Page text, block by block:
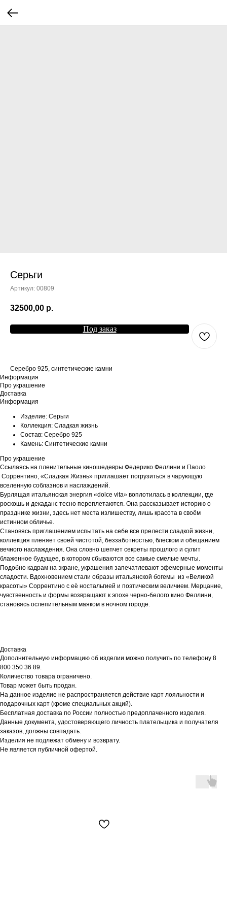
Серьги
Артикул: 00809
32500,00 р.
Под заказ
Серебро 925, синтетические камни
Информация
Про украшение
Доставка
Информация
Изделие: Серьги
Коллекция: Сладкая жизнь
Состав: Серебро 925
Камень: Синтетические камни
Про украшение
Ссылаясь на пленительные киношедевры Федерико Феллини и Паоло
Соррентино, «Сладкая Жизнь» приглашает погрузиться в чарующую
вселенную соблазнов и наслаждений.
Бурлящая итальянская энергия «dolce vita» воплотилась в коллекции, где
роскошь и декаданс тесно переплетаются. Она рассказывает историю о
празднике жизни, здесь нет места излишеству, лишь красота в своём
истинном обличье.
Становясь приглашением испытать на себе все прелести сладкой жизни,
коллекция пленяет своей чистотой, беззаботностью, блеском и обещанием
вечного наслаждения. Она словно шепчет секреты прошлого и сулит
блаженное будущее, в котором сбываются все самые смелые мечты.
Подобно кадрам на экране, украшения запечатлевают эфемерные моменты
сладости. Вдохновением стали образы итальянской богемы из «Великой
красоты» Соррентино с её ностальгией и поэтическим величием. Мерцание,
чувственность и формы возвращают к эпохе черно-белого кино Феллини,
становясь ослепительным маяком в ночном городе.
Доставка
Дополнительную информацию об изделии можно получить по телефону 8
800 350 36 89.
Количество товара ограничено.
Товар может быть продан.
На данное изделие не распространяется действие карт лояльности и
подарочных карт (кроме специальных акций).
Бесплатная доставка по России полностью предоплаченного изделия.
Данные документа, удостоверяющего личность плательщика и получателя
заказов, должны совпадать.
Изделия не подлежат обмену и возврату.
Не является публичной офертой.